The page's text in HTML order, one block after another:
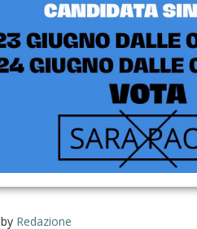
by Redazione